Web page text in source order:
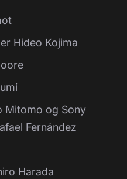
Hideo Kojima
Mitomo og Sony
Fernández
Harada